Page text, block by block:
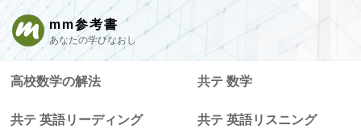
mm参考書
あなたの学びなおし
高校数学の解法 共テ 数学
共テ 英語リーディング 共テ 英語リスニング